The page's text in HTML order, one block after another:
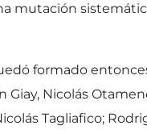
mutación
formado
Giay, Nicolás
Tagliafico;